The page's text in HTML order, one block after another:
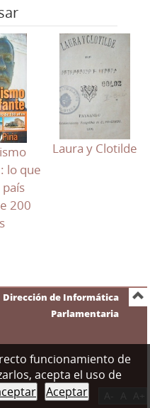
lo que
200
Laura y Clotilde
Dirección de Informática
Parlamentaria
funcionamiento de
acepta el uso de
Aceptar